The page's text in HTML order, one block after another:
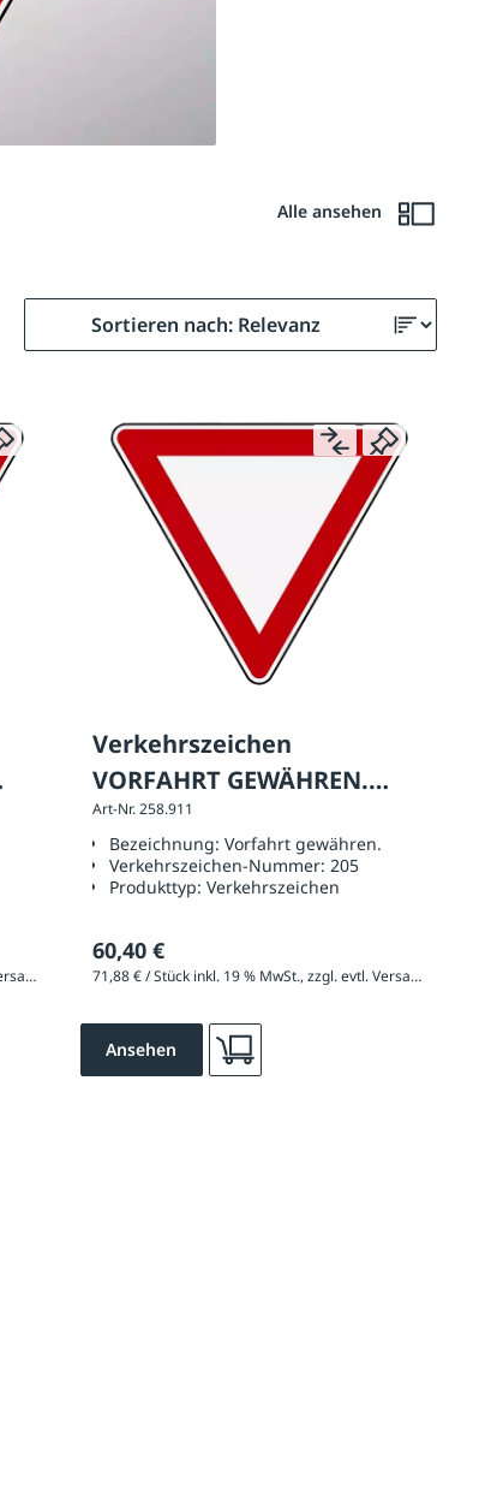
Alle ansehen
91,75 € / Stück inkl. 19 % MwSt., zzgl. evtl. Versandkosten
Verkehrszeichen
VORFAHRT GEWÄHREN.
Seitenlänge 630 mm, RA 2
Art-Nr. 258.911
Bezeichnung: Vorfahrt gewähren.
Verkehrszeichen-Nummer: 205
Produkttyp: Verkehrszeichen
60,40 €
71,88 € / Stück inkl. 19 % MwSt., zzgl. evtl. Versandkosten
Ansehen